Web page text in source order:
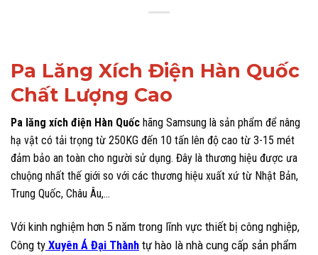
Pa Lăng Xích Điện Hàn Quốc
Chất Lượng Cao
Pa lăng xích điện Hàn Quốc hãng Samsung là sản phẩm để nâng
hạ vật có tải trọng từ 250KG đến 10 tấn lên độ cao từ 3-15 mét
đảm bảo an toàn cho người sử dụng. Đây là thương hiệu được ưa
chuộng nhất thế giới so với các thương hiệu xuất xứ từ Nhật Bản,
Trung Quốc, Châu Âu,…
Với kinh nghiệm hơn 5 năm trong lĩnh vực thiết bị công nghiệp,
Công ty Xuyên Á Đại Thành tự hào là nhà cung cấp sản phẩm